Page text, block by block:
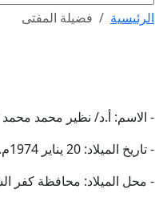
الرئيسية
فضيلة المفتى
- الاسم: أ.د/ نظير محمد محمد
- تاريخ الميلاد: 20 يناير 1974م.
- محل الميلاد: محافظة كفر